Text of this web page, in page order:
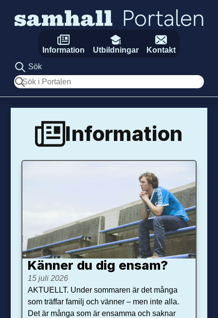
Information Utbildningar
Kontakt
Sök
Sök
Information
Känner du dig ensam?
15 juli 2026
AKTUELLT. Under sommaren är det många
som träffar familj och vänner – men inte alla.
Det är många som är ensamma och saknar